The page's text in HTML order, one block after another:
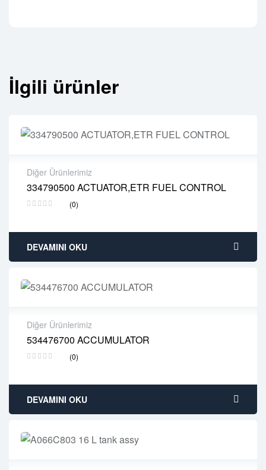
İlgili ürünler
Diğer Ürünlerimiz
334790500 ACTUATOR,ETR FUEL CONTROL
(0)
2 years warranty
Delivery time: 1-2 business days
DEVAMINI OKU
Diğer Ürünlerimiz
534476700 ACCUMULATOR
(0)
2 years warranty
Delivery time: 1-2 business days
DEVAMINI OKU